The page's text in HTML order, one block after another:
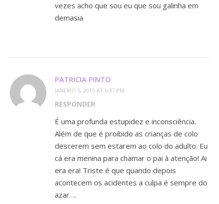
vezes acho que sou eu que sou galinha em
demasia
PATRICIA PINTO
JANEIRO 5, 2015 AT 6:37 PM
RESPONDER
É uma profunda estupidez e inconsciência.
Além de que é proibido as crianças de colo
descerem sem estarem ao colo do adulto. Eu
cá era menina para chamar o pai à atenção! Ai
era era! Triste é que quando depois
acontecem os acidentes a culpa é sempre do
azar….